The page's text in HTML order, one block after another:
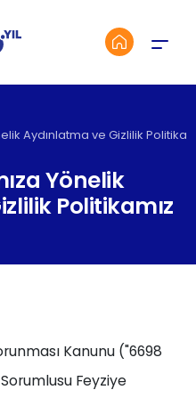
Menü
Aydınlatma ve Gizlilik
Yönelik
Politikamız
Kanunu ("6698
Feyziye